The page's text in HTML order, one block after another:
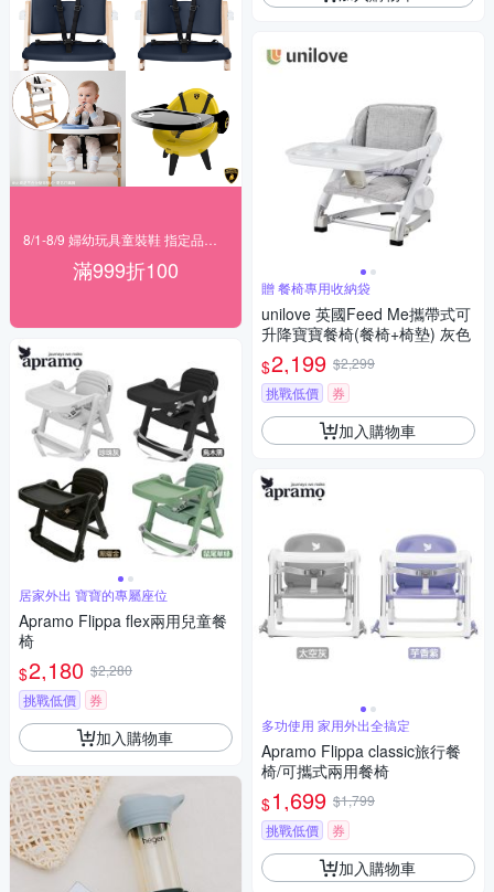
滿999折100
居家外出 寶寶的專屬座位
Apramo Flippa flex兩用兒童餐
椅
$2,180 $2,280
挑戰低價
券
加入購物車
贈 餐椅專用收納袋
unilove 英國Feed Me攜帶式可
升降寶寶餐椅(餐椅+椅墊) 灰色
$2,199 $2,299
挑戰低價
券
加入購物車
多功使用 家用外出全搞定
Apramo Flippa classic旅行餐
椅/可攜式兩用餐椅
$1,699 $1,799
挑戰低價
券
加入購物車